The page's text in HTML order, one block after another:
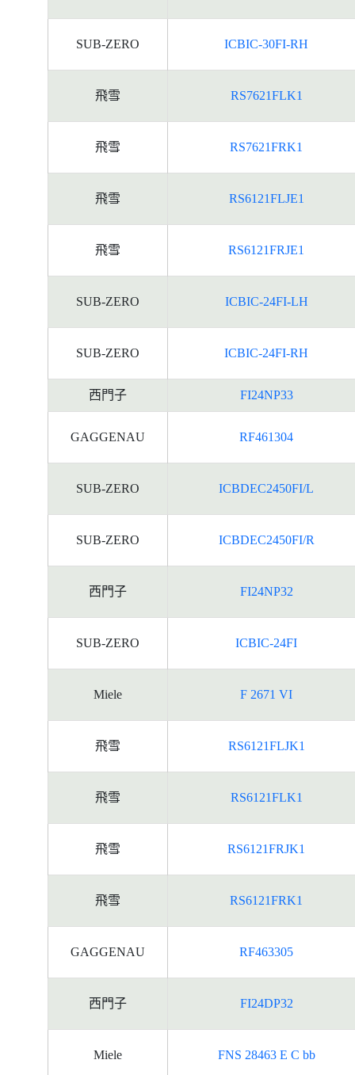
SUB-ZERO ICBIC-30FI-RH
飛雪 RS7621FLK1
飛雪 RS7621FRK1
飛雪 RS6121FLJE1
飛雪 RS6121FRJE1
SUB-ZERO ICBIC-24FI-LH
SUB-ZERO ICBIC-24FI-RH
西門子 FI24NP33
GAGGENAU RF461304
SUB-ZERO ICBDEC2450FI/L
SUB-ZERO ICBDEC2450FI/R
西門子 FI24NP32
SUB-ZERO ICBIC-24FI
Miele F 2671 VI
飛雪 RS6121FLJK1
飛雪 RS6121FLK1
飛雪 RS6121FRJK1
飛雪 RS6121FRK1
GAGGENAU RF463305
西門子 FI24DP32
Miele FNS 28463 E C bb